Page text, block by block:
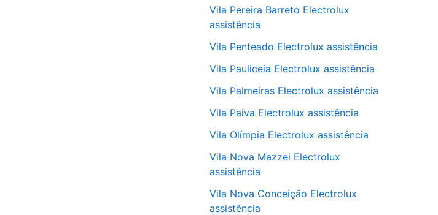
Vila Pereira Barreto Electrolux
assistência
Vila Penteado Electrolux assistência
Vila Pauliceia Electrolux assistência
Vila Palmeiras Electrolux assistência
Vila Paiva Electrolux assistência
Vila Olímpia Electrolux assistência
Vila Nova Mazzei Electrolux
assistência
Vila Nova Conceição Electrolux
assistência